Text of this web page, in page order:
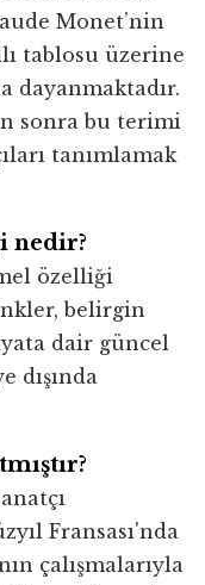
Monet’nin
tablosu üzerine
dayanmaktadır.
sonra bu terimi
tanımlamak
nedir?
özelliği
belirgin
dair güncel
dışında
Fransası'nda
çalışmalarıyla